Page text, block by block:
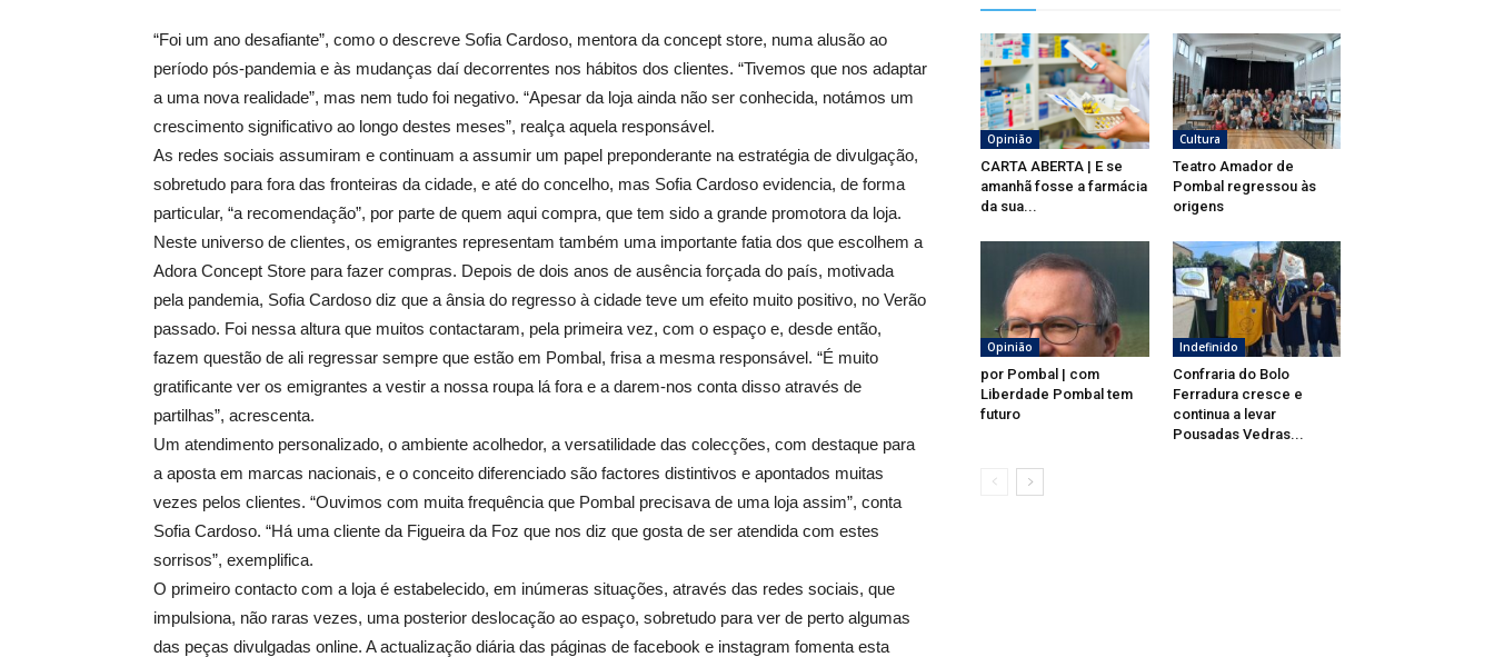
“Foi um ano desafiante”, como o descreve Sofia Cardoso, mentora da concept store, numa alusão ao
período pós-pandemia e às mudanças daí decorrentes nos hábitos dos clientes. “Tivemos que nos adaptar
a uma nova realidade”, mas nem tudo foi negativo. “Apesar da loja ainda não ser conhecida, notámos um
crescimento significativo ao longo destes meses”, realça aquela responsável.
As redes sociais assumiram e continuam a assumir um papel preponderante na estratégia de divulgação,
sobretudo para fora das fronteiras da cidade, e até do concelho, mas Sofia Cardoso evidencia, de forma
particular, “a recomendação”, por parte de quem aqui compra, que tem sido a grande promotora da loja.
Neste universo de clientes, os emigrantes representam também uma importante fatia dos que escolhem a
Adora Concept Store para fazer compras. Depois de dois anos de ausência forçada do país, motivada
pela pandemia, Sofia Cardoso diz que a ânsia do regresso à cidade teve um efeito muito positivo, no Verão
passado. Foi nessa altura que muitos contactaram, pela primeira vez, com o espaço e, desde então,
fazem questão de ali regressar sempre que estão em Pombal, frisa a mesma responsável. “É muito
gratificante ver os emigrantes a vestir a nossa roupa lá fora e a darem-nos conta disso através de
partilhas”, acrescenta.
Um atendimento personalizado, o ambiente acolhedor, a versatilidade das colecções, com destaque para
a aposta em marcas nacionais, e o conceito diferenciado são factores distintivos e apontados muitas
vezes pelos clientes. “Ouvimos com muita frequência que Pombal precisava de uma loja assim”, conta
Sofia Cardoso. “Há uma cliente da Figueira da Foz que nos diz que gosta de ser atendida com estes
sorrisos”, exemplifica.
O primeiro contacto com a loja é estabelecido, em inúmeras situações, através das redes sociais, que
impulsiona, não raras vezes, uma posterior deslocação ao espaço, sobretudo para ver de perto algumas
das peças divulgadas online. A actualização diária das páginas de facebook e instagram fomenta esta
Opinião
CARTA ABERTA | E se
amanhã fosse a farmácia
da sua...
Cultura
Teatro Amador de
Pombal regressou às
origens
Opinião
por Pombal | com
Liberdade Pombal tem
futuro
Indefinido
Confraria do Bolo
Ferradura cresce e
continua a levar
Pousadas Vedras...